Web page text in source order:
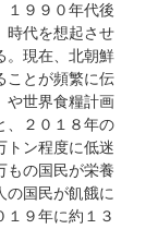
１９９０年代後
時代を想起させ
。現在、北朝鮮
ことが頻繁に伝
や世界食糧計画
、２０１８年の
トン程度に低迷
もの国民が栄養
の国民が飢餓に
１９年に約１３